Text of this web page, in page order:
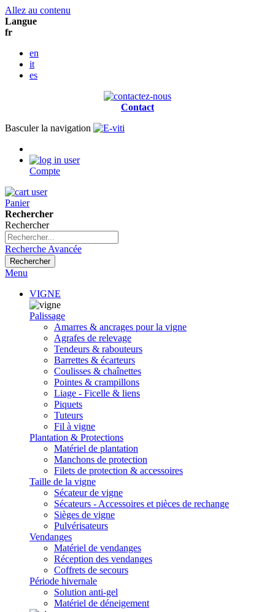
Allez au contenu
Langue
fr
en
it
es
Contact
Basculer la navigation
Compte
Panier
Rechercher
Rechercher
Recherche Avancée
Rechercher
Menu
VIGNE
Palissage
Amarres & ancrages pour la vigne
Agrafes de relevage
Tendeurs & rabouteurs
Barrettes & écarteurs
Coulisses & chaînettes
Pointes & crampillons
Liage - Ficelle & liens
Piquets
Tuteurs
Fil à vigne
Plantation & Protections
Matériel de plantation
Manchons de protection
Filets de protection & accessoires
Taille de la vigne
Sécateur de vigne
Sécateurs - Accessoires et pièces de rechange
Sièges de vigne
Pulvérisateurs
Vendanges
Matériel de vendanges
Réception des vendanges
Coffrets de secours
Période hivernale
Solution anti-gel
Matériel de déneigement